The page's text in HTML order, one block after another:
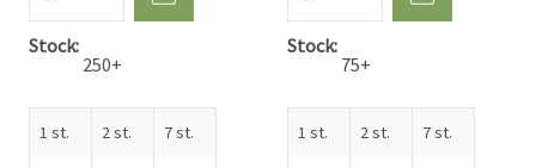
Stock
250+
1 st. 2 st. 7 st.
Stock
75+
1 st. 2 st. 7 st.